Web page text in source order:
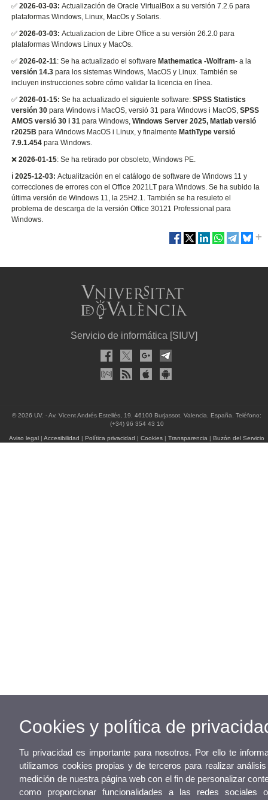
✅ 2026-03-03:Actualización de Oracle VirtualBox a su versión 7.2.6 para
plataformas Windows, Linux, MacOs y Solaris.
✅ 2026-03-03:Actualizacion de Libre Office a su versión 26.2.0 para
plataformas Windows Linux y MacOs.
✅ 2026-02-11: Se ha actualizado el software Mathematica -Wolfram- a la
versión 14.3para los sistemas Windows, MacOS y Linux. También se
incluyen instrucciones sobre cómo validar la licencia en línea.
✅2026-01-15: Se ha actualizado el siguiente software:SPSS Statistics
versión 30 para Windows i MacOS, versió 31 para Windows i MacOS,SPSS
AMOS versió 30 i 31 para Windows,Windows Server 2025, Matlab versió
r2025B para Windows MacOS i Linux, y finalmente MathType versió
7.9.1.454para Windows.
❌2026-01-15: Se ha retirado por obsoleto, Windows PE.
ℹ️ 2025-12-03:Actualitzación en el catálogo de software de Windows 11 y
correcciones de errores con el Office 2021LT para Windows. Se ha subido la
última versión de Windows 11, la 25H2.1. También se ha resuleto el
problema de descarga de la versión Office 30121 Professional para
Windows.
Servicio de informática [SIUV]
© 2026 UV. - Av. Vicent Andrés Estellés, 19. 46100 Burjassot. Valencia. España. Teléfono:
(+34) 96 354 43 10
Aviso legal |Accesibilidad |Política privacidad |Cookies |Transparencia |Buzón del Servicio
Cookies y política de
Tu privacidad es importante para nosotros. Por ello te
utilizamos cookies propias y de terceros para realizar
medición de nuestra página web con el fin de personalizar
como proporcionar funcionalidades a las redes sociales